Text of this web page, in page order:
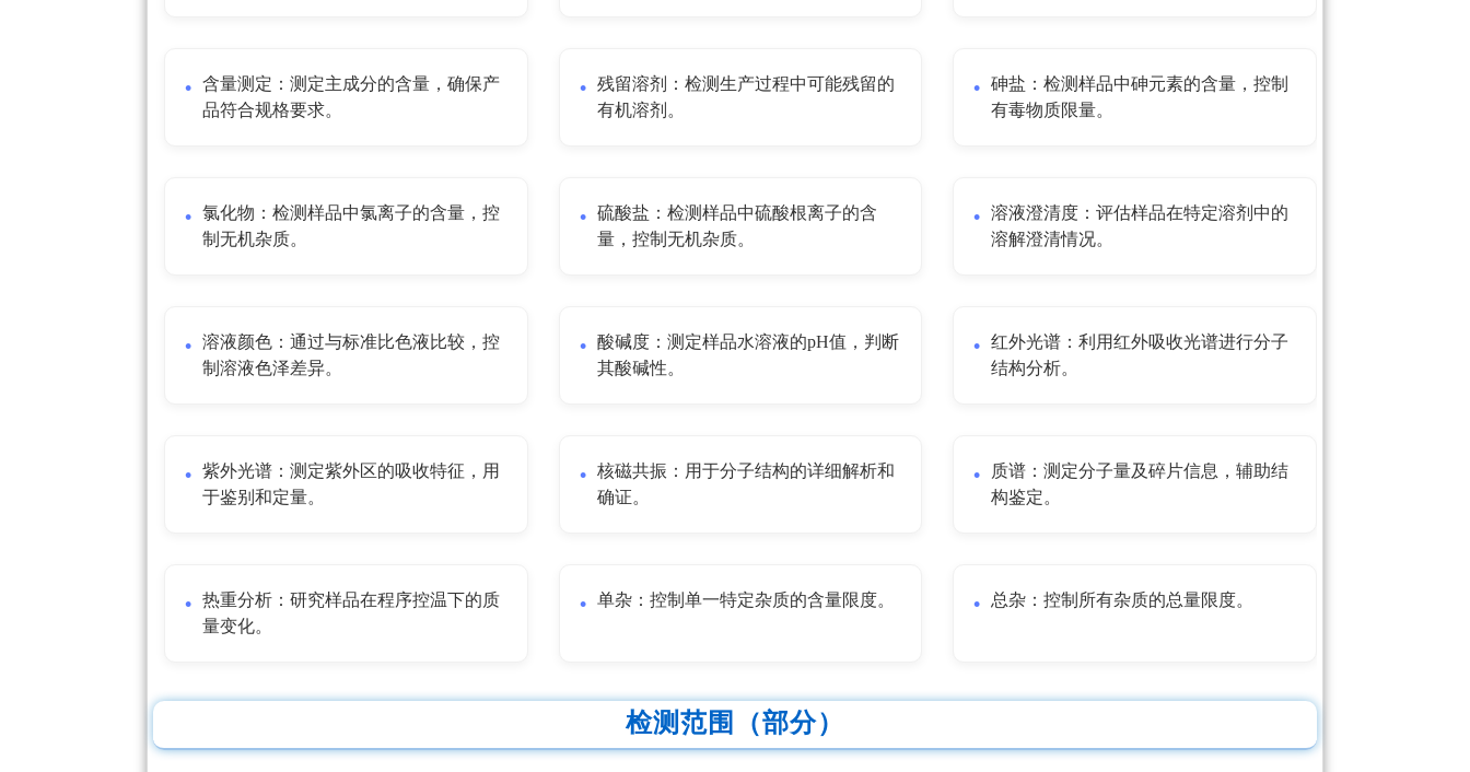
含量测定：测定主成分的含量，确保产
品符合规格要求。
残留溶剂：检测生产过程中可能残留的
有机溶剂。
砷盐：检测样品中砷元素的含量，控制
有毒物质限量。
氯化物：检测样品中氯离子的含量，控
制无机杂质。
硫酸盐：检测样品中硫酸根离子的含
量，控制无机杂质。
溶液澄清度：评估样品在特定溶剂中的
溶解澄清情况。
溶液颜色：通过与标准比色液比较，控
制溶液色泽差异。
酸碱度：测定样品水溶液的pH值，判断
其酸碱性。
红外光谱：利用红外吸收光谱进行分子
结构分析。
紫外光谱：测定紫外区的吸收特征，用
于鉴别和定量。
核磁共振：用于分子结构的详细解析和
确证。
质谱：测定分子量及碎片信息，辅助结
构鉴定。
热重分析：研究样品在程序控温下的质
量变化。
单杂：控制单一特定杂质的含量限度。 总杂：控制所有杂质的总量限度。
检测范围（部分）